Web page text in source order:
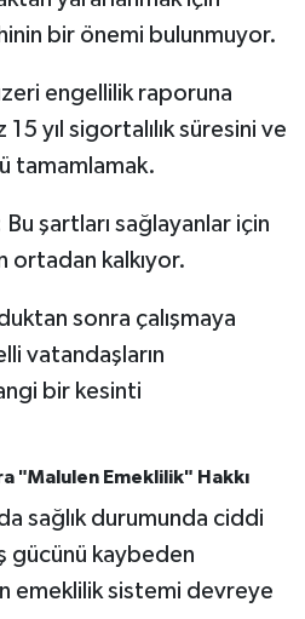
bir önemi bulunmuyor.
engellilik raporuna
yıl sigortalılık süresini ve
tamamlamak.
şartları sağlayanlar için
ortadan kalkıyor.
sonra çalışmaya
vatandaşların
bir kesinti
"Malulen Emeklilik" Hakkı
sağlık durumunda ciddi
gücünü kaybeden
emeklilik sistemi devreye